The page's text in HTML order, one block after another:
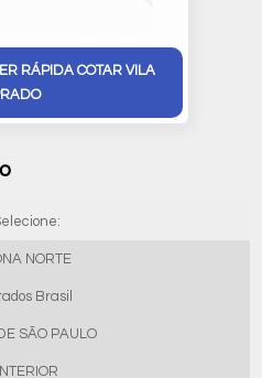
RÁPIDA COTAR VILA
NORTE
Brasil
SÃO PAULO